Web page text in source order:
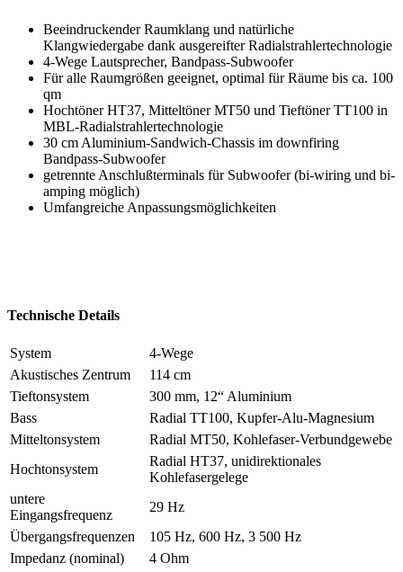
Beeindruckender Raumklang und natürliche
Klangwiedergabe dank ausgereifter Radialstrahlertechnologie
4-Wege Lautsprecher, Bandpass-Subwoofer
Für alle Raumgrößen geeignet, optimal für Räume bis ca. 100
qm
Hochtöner HT37, Mitteltöner MT50 und Tieftöner TT100 in
MBL-Radialstrahlertechnologie
30 cm Aluminium-Sandwich-Chassis im downfiring
Bandpass-Subwoofer
getrennte Anschlußterminals für Subwoofer (bi-wiring und bi-
amping möglich)
Umfangreiche Anpassungsmöglichkeiten
Technische Details
System
4-Wege
Akustisches Zentrum
114 cm
Tieftonsystem
300 mm, 12“ Aluminium
Bass
Radial TT100, Kupfer-Alu-Magnesium
Mitteltonsystem
Radial MT50, Kohlefaser-Verbundgewebe
Hochtonsystem
Radial HT37, unidirektionales
Kohlefasergelege
untere
Eingangsfrequenz
29 Hz
Übergangs­frequenzen
105 Hz, 600 Hz, 3 500 Hz
Impedanz (nominal)
4 Ohm